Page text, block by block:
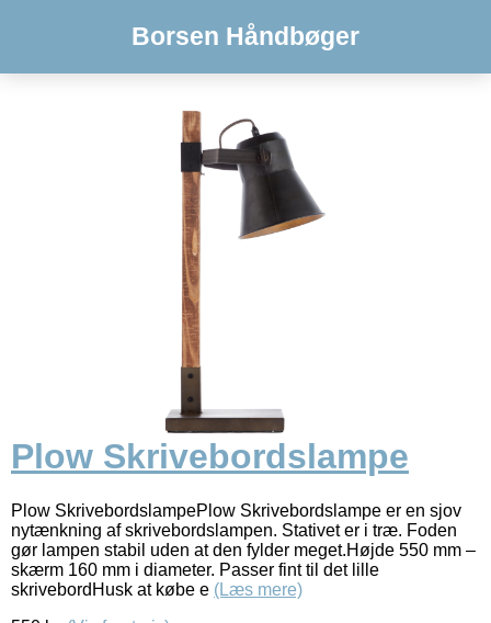
Borsen Håndbøger
Plow Skrivebordslampe
Plow SkrivebordslampePlow Skrivebordslampe er en sjov
nytænkning af skrivebordslampen. Stativet er i træ. Foden
gør lampen stabil uden at den fylder meget.Højde 550 mm –
skærm 160 mm i diameter. Passer fint til det lille
skrivebordHusk at købe e (Læs mere)